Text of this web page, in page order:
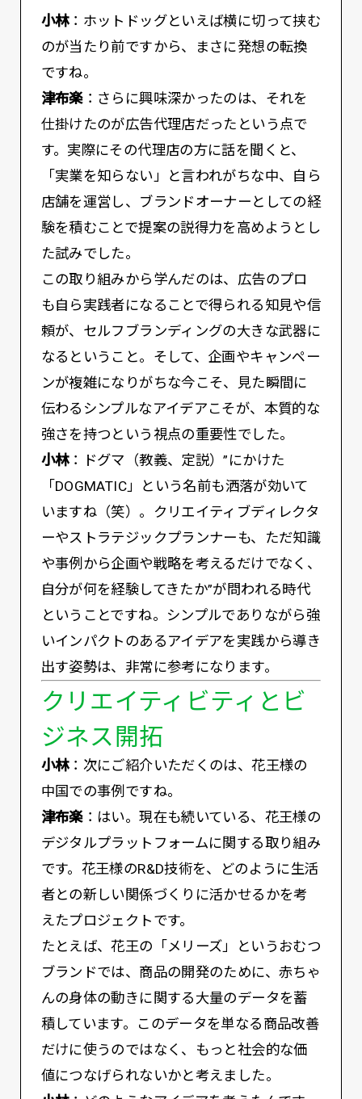
小林：ホットドッグといえば横に切って挟む
のが当たり前ですから、まさに発想の転換
ですね。
津布楽：さらに興味深かったのは、それを
仕掛けたのが広告代理店だったという点で
す。実際にその代理店の方に話を聞くと、
「実業を知らない」と言われがちな中、自ら
店舗を運営し、ブランドオーナーとしての経
験を積むことで提案の説得力を高めようとし
た試みでした。
この取り組みから学んだのは、広告のプロ
も自ら実践者になることで得られる知見や信
頼が、セルフブランディングの大きな武器に
なるということ。そして、企画やキャンペー
ンが複雑になりがちな今こそ、見た瞬間に
伝わるシンプルなアイデアこそが、本質的な
強さを持つという視点の重要性でした。
小林：ドグマ（教義、定説）”にかけた
「DOGMATIC」という名前も洒落が効いて
いますね（笑）。クリエイティブディレクタ
ーやストラテジックプランナーも、ただ知識
や事例から企画や戦略を考えるだけでなく、
自分が何を経験してきたか”が問われる時代
ということですね。シンプルでありながら強
いインパクトのあるアイデアを実践から導き
出す姿勢は、非常に参考になります。
クリエイティビティとビ
ジネス開拓
小林：次にご紹介いただくのは、花王様の
中国での事例ですね。
津布楽：はい。現在も続いている、花王様の
デジタルプラットフォームに関する取り組み
です。花王様のR&D技術を、どのように生活
者との新しい関係づくりに活かせるかを考
えたプロジェクトです。
たとえば、花王の「メリーズ」というおむつ
ブランドでは、商品の開発のために、赤ちゃ
んの身体の動きに関する大量のデータを蓄
積しています。このデータを単なる商品改善
だけに使うのではなく、もっと社会的な価
値につなげられないかと考えました。